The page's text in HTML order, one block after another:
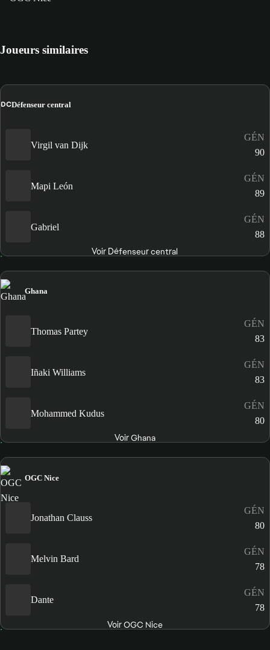
Joueurs similaires
DCDéfenseur central
Virgil van Dijk
GÉN
90
Mapi León
GÉN
89
Gabriel
GÉN
88
Voir Défenseur central
Ghana
Thomas Partey
GÉN
83
Iñaki Williams
GÉN
83
Mohammed Kudus
GÉN
80
Voir Ghana
OGC Nice
Jonathan Clauss
GÉN
80
Melvin Bard
GÉN
78
Dante
GÉN
78
Voir OGC Nice